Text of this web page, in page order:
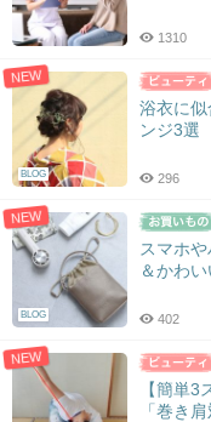
1310
NEW
BLOG
浴衣に
ンジ3選
296
NEW
BLOG
スマホ
＆かわ
402
NEW
【簡単
「巻き